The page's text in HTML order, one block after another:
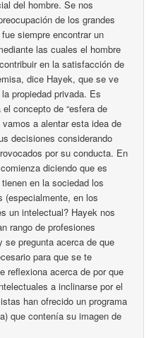
del hombre. Se nos
de los grandes
siempre encontrar un
las cuales el hombre
en la satisfacción de
dice Hayek, que se ve
propiedad privada. Es
concepto de “esfera de
a alentar esta idea de
decisiones considerando
por su conducta. En
diciendo que es
en la sociedad los
en los
un intelectual? Hayek nos
rango de profesiones
se pregunta acerca de que
para que se te
reflexiona acerca de por que
a inclinarse por el
han ofrecido un programa
que contenía su imagen de